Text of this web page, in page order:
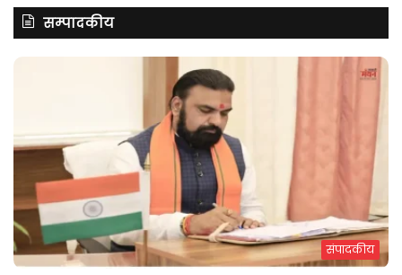
सम्पादकीय
संपादकीय